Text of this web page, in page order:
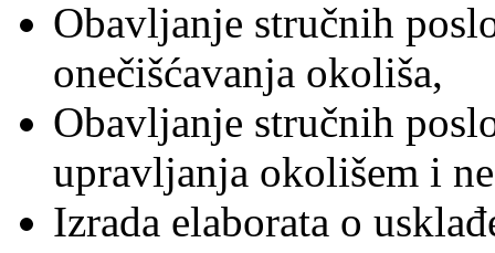
Obavljanje stručnih
onečišćavanja okoliša,
Obavljanje stručnih
upravljanja okolišem i
Izrada elaborata o